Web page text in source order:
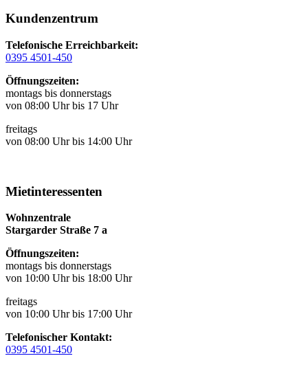
Kundenzentrum
Telefonische Erreichbarkeit:
0395 4501-450
Öffnungszeiten:
montags bis donnerstags
von 08:00 Uhr bis 17 Uhr
freitags
von 08:00 Uhr bis 14:00 Uhr
Mietinteressenten
Wohnzentrale
Stargarder Straße 7 a
Öffnungszeiten:
montags bis donnerstags
von 10:00 Uhr bis 18:00 Uhr
freitags
von 10:00 Uhr bis 17:00 Uhr
Telefonischer Kontakt:
0395 4501-450